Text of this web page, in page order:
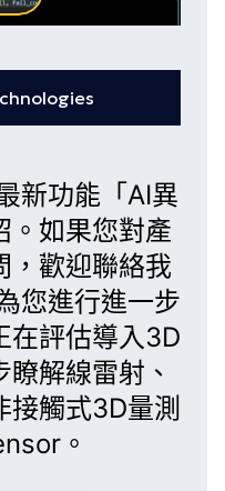
新功能「 AI異
。如果您對產
，歡迎聯絡我
您進行進一步
在評估導入3D
瞭解線雷射 、
接觸式3D量測
。